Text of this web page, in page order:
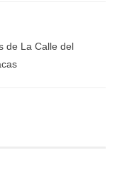
de La Calle del